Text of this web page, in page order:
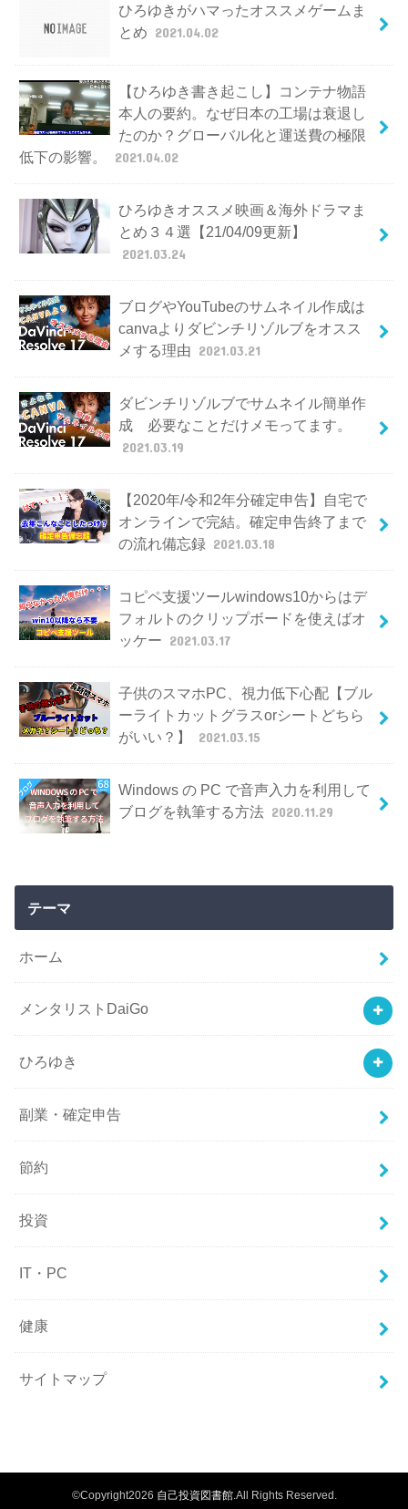
ひろゆきがハマったオススメゲームま
とめ 2021.04.02
【ひろゆき書き起こし】コンテナ物語
本人の要約。なぜ日本の工場は衰退し
たのか？グローバル化と運送費の極限
低下の影響。
2021.04.02
ひろゆきオススメ映画＆海外ドラマま
とめ３４選【21/04/09更新】
2021.03.24
ブログやYouTubeのサムネイル作成は
canvaよりダビンチリゾルブをオスス
メする理由 2021.03.21
ダビンチリゾルブでサムネイル簡単作
成 必要なことだけメモってます。
2021.03.19
【2020年/令和2年分確定申告】自宅で
オンラインで完結。確定申告終了まで
の流れ備忘録 2021.03.18
コピペ支援ツールwindows10からはデ
フォルトのクリップボードを使えばオ
ッケー 2021.03.17
子供のスマホPC、視力低下心配【ブル
ーライトカットグラスorシートどちら
がいい？】
2021.03.15
Windows の PC で音声入力を利用して
ブログを執筆する方法 2020.11.29
テーマ
ホーム
メンタリストDaiGo
ひろゆき
副業・確定申告
節約
投資
IT・PC
健康
サイトマップ
©Copyright2026 自己投資図書館.All Rights Reserved.